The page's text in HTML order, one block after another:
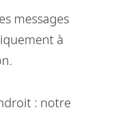
messages
à
: notre